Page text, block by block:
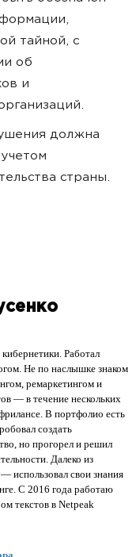
тайной, с
об
и
должна
страны.
Работал
Не по наслышке знаком
ремаркетингом и
— в течение нескольких
В портфолио есть
создать
но прогорел и решил
Далеко из
использовал свои знания
С 2016 года работаю
текстов в Netpeak